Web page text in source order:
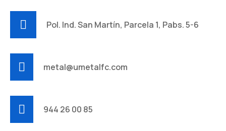
Pol. Ind. San Martín, Parcela 1, Pabs. 5-6
metal@umetalfc.com
944 26 00 85